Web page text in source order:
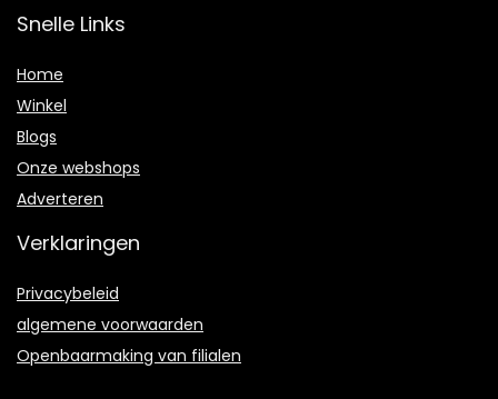
Snelle Links
Home
Winkel
Blogs
Onze webshops
Adverteren
Verklaringen
Privacybeleid
algemene voorwaarden
Openbaarmaking van filialen